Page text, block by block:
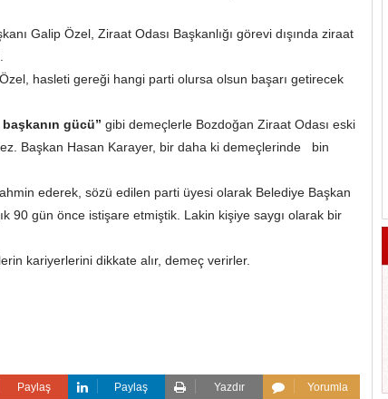
Galip Özel, Ziraat Odası Başkanlığı görevi dışında ziraat
hasleti gereği hangi parti olursa olsun başarı getirecek
gücü” gibi demeçlerle Bozdoğan Ziraat Odası eski
Başkan Hasan Karayer, bir daha ki demeçlerinde bin
ederek, sözü edilen parti üyesi olarak Belediye Başkan
90 gün önce istişare etmiştik. Lakin kişiye saygı olarak bir
kariyerlerini dikkate alır, demeç verirler.
Paylaş Paylaş Yazdır Yorumla